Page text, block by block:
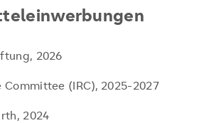
2026
(IRC), 2025-2027
2024